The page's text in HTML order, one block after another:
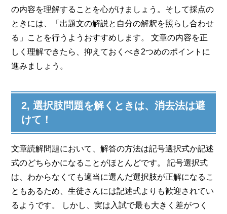
の内容を理解することを心がけましょう。そして採点の
ときには、「出題文の解説と自分の解釈を照らし合わせ
る」ことを行うようおすすめします。 文章の内容を正
しく理解できたら、抑えておくべき2つめのポイントに
進みましょう。
2, 選択肢問題を解くときは、消去法は避
けて！
文章読解問題において、解答の方法は記号選択式か記述
式のどちらかになることがほとんどです。 記号選択式
は、わからなくても適当に選んだ選択肢が正解になるこ
ともあるため、生徒さんには記述式よりも歓迎されてい
るようです。 しかし、実は入試で最も大きく差がつく